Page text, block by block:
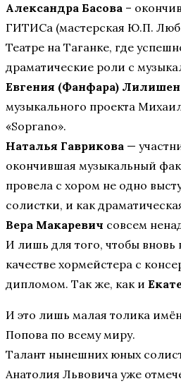
Александра Басова –
ГИТИСа (мастерская Ю.П.
Театре на Таганке, где
драматические роли с
Евгения (Фанфара)
музыкального проекта
«Soprano».
Наталья Гаврикова —
окончившая музыкальный
провела с хором не одно
солистки, и как
Вера Макаревич совсем
И лишь для того, чтобы вновь
качестве хормейстера с
дипломом. Так же, как и
И это лишь малая толика
Попова по всему миру.
Талант нынешних юных
Анатолия Львовича уже